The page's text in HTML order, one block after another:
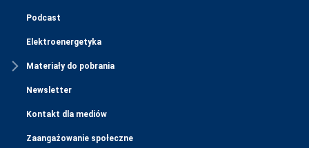
Podcast
Elektroenergetyka
Materiały do pobrania
Newsletter
Kontakt dla mediów
Zaangażowanie społeczne